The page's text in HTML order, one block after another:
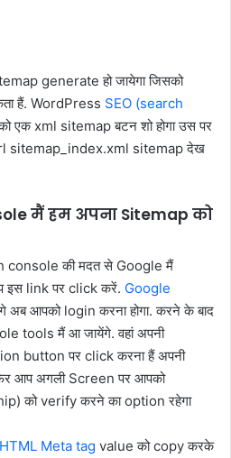
generate हो जायेगा जिसको
हैं. WordPress SEO (search
एक xml sitemap बटन शो होगा उस पर
sitemap_index.xml sitemap देख
मैं हम अपना Sitemap को
console की मदत से Google मैं
इस link पर click करें. Google
अब आपको login करना होगा. करने के बाद
tools मैं आ जायेंगे. वहां अपनी
button पर click करना हैं अपनी
आप अगली Screen पर आपको
को verify करने का option रहेगा
HTML Meta tag value को copy करके